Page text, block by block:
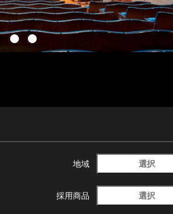
地域 選択
採用商品 選択